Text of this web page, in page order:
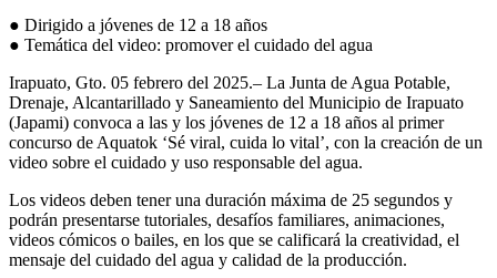
● Dirigido a jóvenes de 12 a 18 años
● Temática del video: promover el cuidado del agua
Irapuato, Gto. 05 febrero del 2025.– La Junta de Agua Potable,
Drenaje, Alcantarillado y Saneamiento del Municipio de Irapuato
(Japami) convoca a las y los jóvenes de 12 a 18 años al primer
concurso de Aquatok ‘Sé viral, cuida lo vital’, con la creación de un
video sobre el cuidado y uso responsable del agua.
Los videos deben tener una duración máxima de 25 segundos y
podrán presentarse tutoriales, desafíos familiares, animaciones,
videos cómicos o bailes, en los que se calificará la creatividad, el
mensaje del cuidado del agua y calidad de la producción.